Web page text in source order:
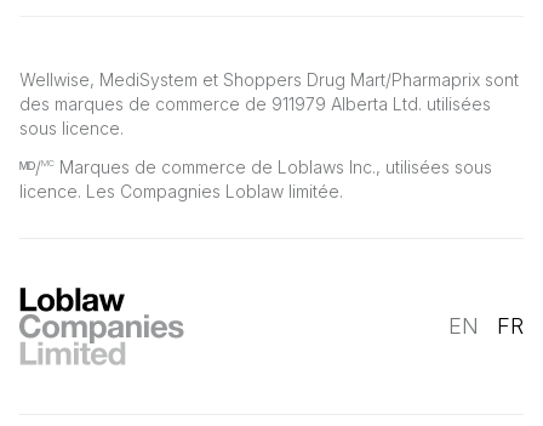
Wellwise, MediSystem et Shoppers Drug Mart/Pharmaprix sont
des marques de commerce de 911979 Alberta Ltd. utilisées
sous licence.
ᴹᴰ/MC Marques de commerce de Loblaws Inc., utilisées sous
licence. Les Compagnies Loblaw limitée.
EN FR